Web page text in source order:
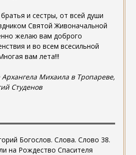
и сестры, от всей души
Святой Живоначальной
желаю вам доброго
и во всем всесильной
вам лета!!!
Архангела Михаила в Тропареве,
Студенов
Богослов. Слова. Слово 38.
на Рождество Спасителя